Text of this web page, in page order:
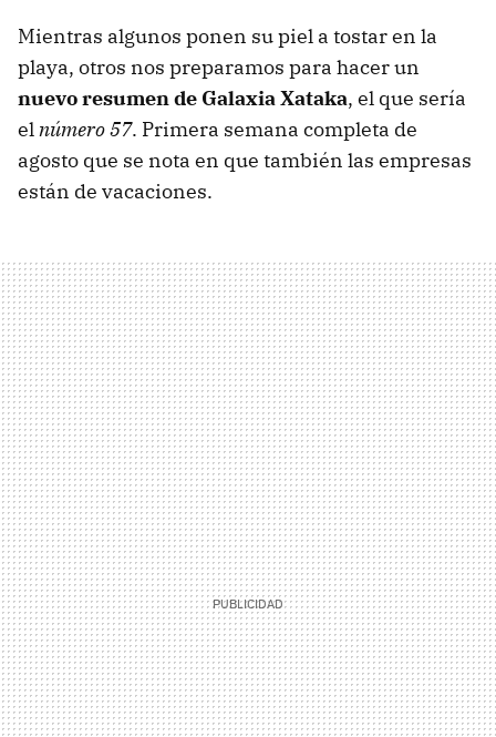
Mientras algunos ponen su piel a tostar en la
playa, otros nos preparamos para hacer un
nuevo resumen de Galaxia Xataka, el que sería
elnúmero 57. Primera semana completa de
agosto que se nota en que también las empresas
están de vacaciones.